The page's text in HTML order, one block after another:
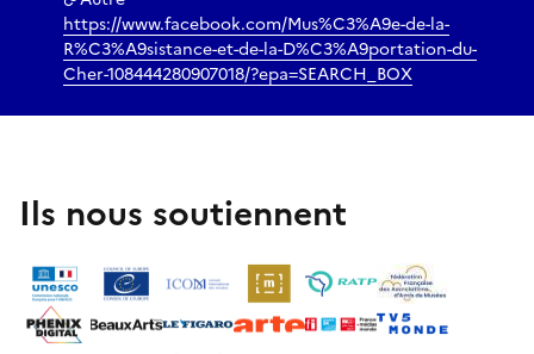
https://www.facebook.com/Mus%C3%A9e-de-la-
R%C3%A9sistance-et-de-la-D%C3%A9portation-du-
Cher-108444280907018/?epa=SEARCH_BOX
Ils nous soutiennent